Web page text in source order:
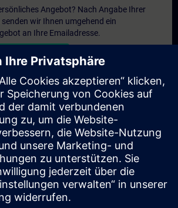
Angebot? Nach Angabe Ihrer
wir Ihnen umgehend ein
an Ihre Emailadresse.
zusenden
einem höheren Schulungsangebot und
Training – entweder vor Ort bei Ihnen,
SITRAIN Trainingscenter? Nachdem Sie
Daten und Ihren Trainingsbedarf
Sie von uns ein Angebot für eine
anfragen